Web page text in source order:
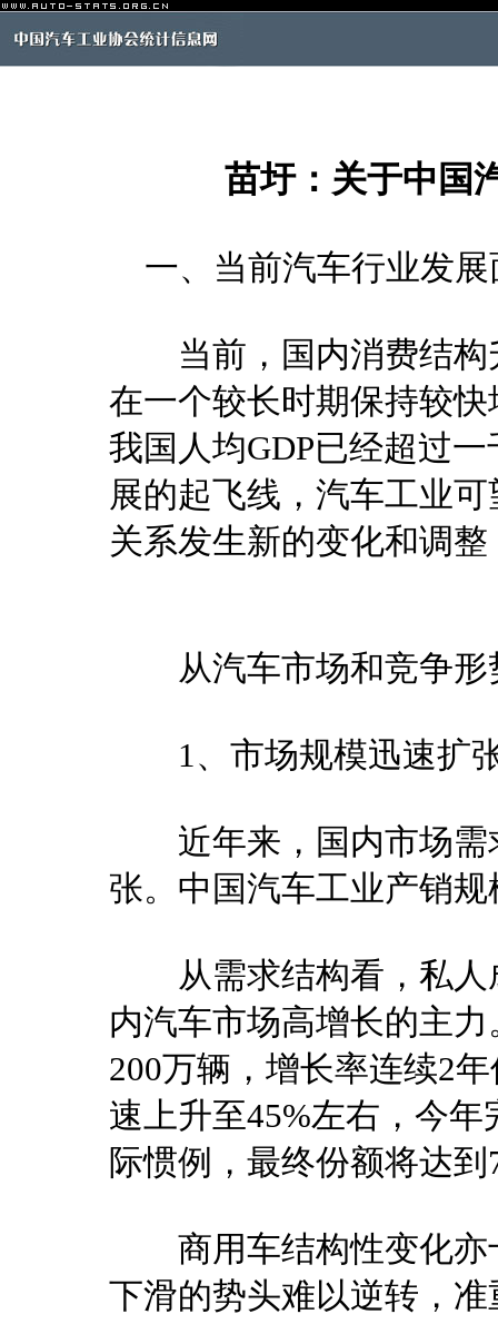
苗圩：关于中国
一、当前汽车行业发展
当前，国内消费结构
在一个较长时期保持较
我国人均GDP已经超过
展的起飞线，汽车工业
关系发生新的变化和调
从汽车市场和竞争形
1、市场规模迅速扩张
近年来，国内市场需
张。中国汽车工业产销
从需求结构看，私人
内汽车市场高增长的主
200万辆，增长率连续2
速上升至45%左右，今
际惯例，最终份额将达到
商用车结构性变化亦
下滑的势头难以逆转，